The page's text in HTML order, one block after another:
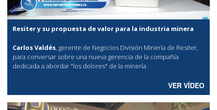
Resiter y su propuesta de valor para la industria minera
Carlos Valdés, gerente de Negocios División Minería de Resiter,
para conversar sobre una nueva gerencia de la compañía
dedicada a abordar "los dolores" de la minería.
VER VÍDEO